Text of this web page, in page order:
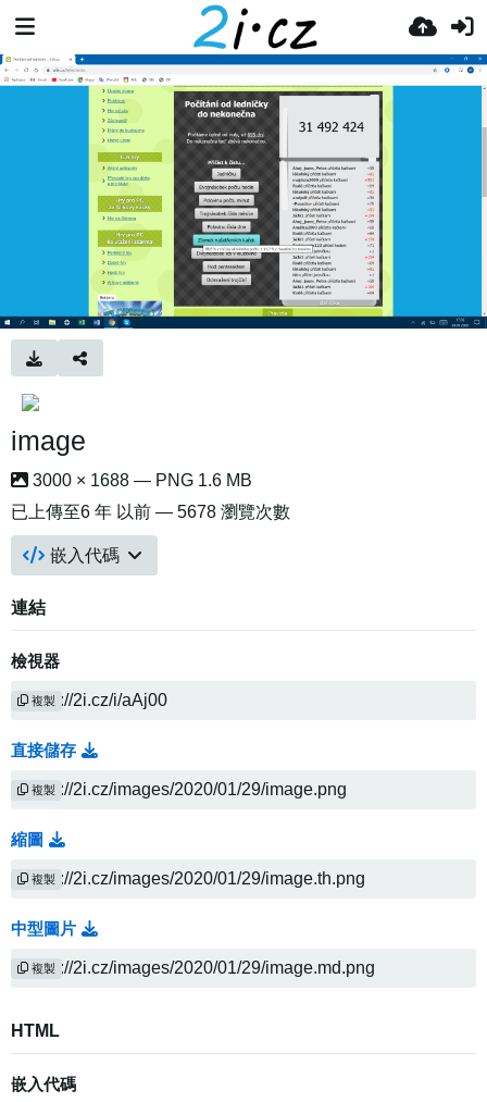
image
3000 × 1688 — PNG 1.6 MB
已上傳至6 年 以前 — 5678 瀏覽次數
嵌入代碼
連結
檢視器
複製
直接儲存
複製
縮圖
複製
中型圖片
複製
HTML
嵌入代碼